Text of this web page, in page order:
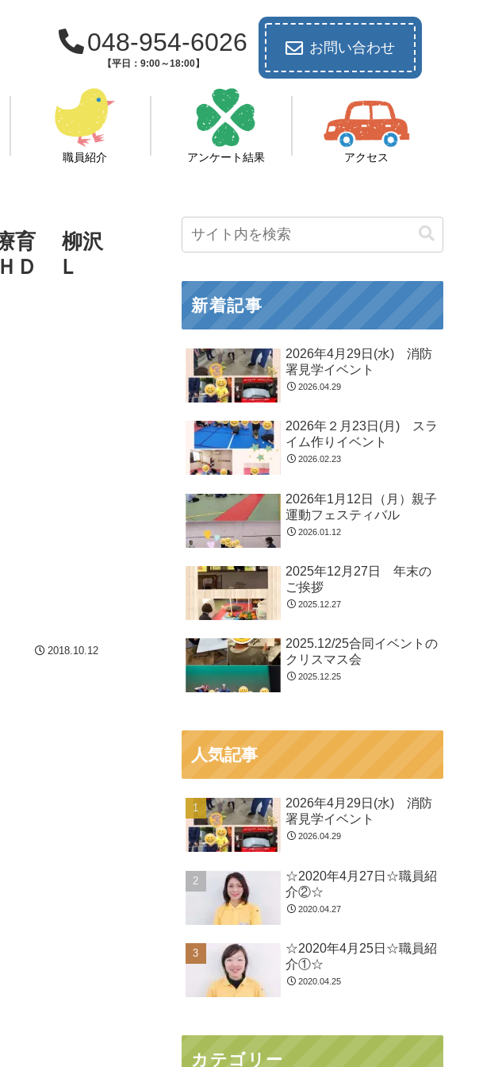
048-954-6026
【平日：9:00～18:00】
お問い合わせ
職員紹介 アンケート結果 アクセス
育 柳沢
Ｄ Ｌ
2018.10.12
新着記事
2026年4月29日(水) 消防
署見学イベント
2026.04.29
2026年２月23日(月) スラ
イム作りイベント
2026.02.23
2026年1月12日（月）親子
運動フェスティバル
2026.01.12
2025年12月27日 年末の
ご挨拶
2025.12.27
2025.12/25合同イベントの
クリスマス会
2025.12.25
人気記事
2026年4月29日(水) 消防
署見学イベント
2026.04.29
☆2020年4月27日☆職員紹
介②☆
2020.04.27
☆2020年4月25日☆職員紹
介①☆
2020.04.25
カテゴリー